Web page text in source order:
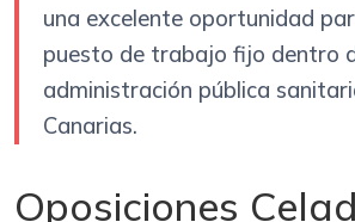
una excelente oportunidad
puesto de trabajo fijo dentro
administración pública
Canarias.
Oposiciones